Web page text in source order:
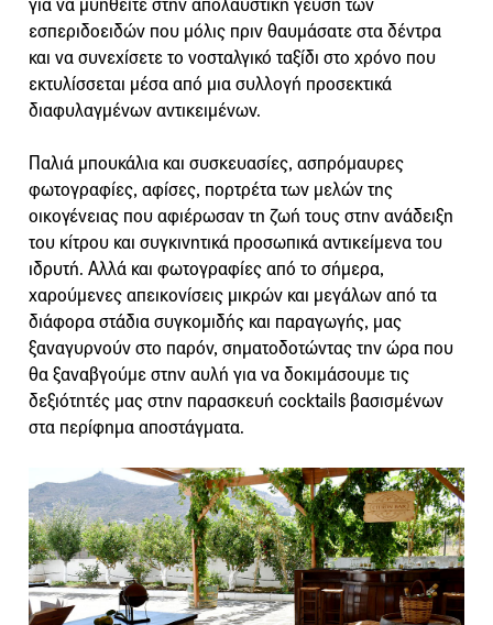
για να μυηθείτε στην απολαυστική γεύση των
εσπεριδοειδών που μόλις πριν θαυμάσατε στα δέντρα
και να συνεχίσετε το νοσταλγικό ταξίδι στο χρόνο που
εκτυλίσσεται μέσα από μια συλλογή προσεκτικά
διαφυλαγμένων αντικειμένων.
Παλιά μπουκάλια και συσκευασίες, ασπρόμαυρες
φωτογραφίες, αφίσες, πορτρέτα των μελών της
οικογένειας που αφιέρωσαν τη ζωή τους στην ανάδειξη
του κίτρου και συγκινητικά προσωπικά αντικείμενα του
ιδρυτή. Αλλά και φωτογραφίες από το σήμερα,
χαρούμενες απεικονίσεις μικρών και μεγάλων από τα
διάφορα στάδια συγκομιδής και παραγωγής, μας
ξαναγυρνούν στο παρόν, σηματοδοτώντας την ώρα που
θα ξαναβγούμε στην αυλή για να δοκιμάσουμε τις
δεξιότητές μας στην παρασκευή cocktails βασισμένων
στα περίφημα αποστάγματα.